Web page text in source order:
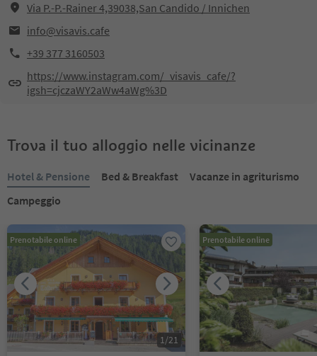
Via P.-P.-Rainer 4,39038,San Candido / Innichen
info@visavis.cafe
+39 377 3160503
https://www.instagram.com/_visavis_cafe/?
igsh=cjczaWY2aWw4aWg%3D
Trova il tuo alloggio nelle vicinanze
Hotel & Pensione Bed & Breakfast
Vacanze in agriturismo
Campeggio
Prenotabile online
1/21
Prenotabile online